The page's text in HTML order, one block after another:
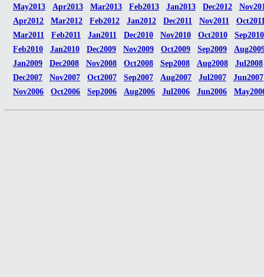
May2013
Apr2013 Mar2013 Feb2013 Jan2013 Dec2012
Apr2012
Mar2012 Feb2012 Jan2012 Dec2011 Nov2011
Mar2011
Feb2011 Jan2011 Dec2010 Nov2010 Oct2010
Sep2010
Feb2010
Jan2010 Dec2009 Nov2009 Oct2009 Sep2009
Jan2009
Dec2008 Nov2008 Oct2008 Sep2008 Aug2008
Jul2008
Dec2007
Nov2007 Oct2007 Sep2007 Aug2007 Jul2007
Jun2007
Nov2006
Oct2006 Sep2006 Aug2006 Jul2006 Jun2006